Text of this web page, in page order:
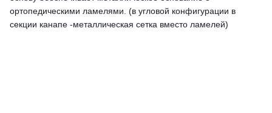
ортопедическими ламелями. (в угловой конфигурации в
секции канапе -металлическая сетка вместо ламелей)